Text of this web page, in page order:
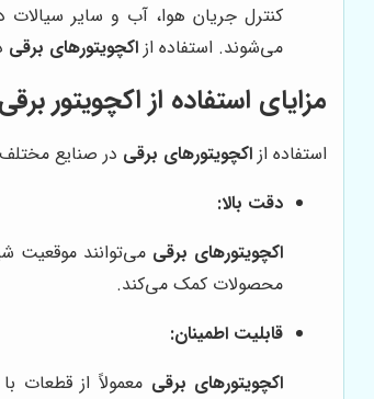
کنترل جریان هوا، آب و سایر
می‌شوند. استفاده از اکچویتورهای برقی
مزایای استفاده از اکچویتور برقی
استفاده از اکچویتورهای برقی در صنایع مختلف
دقت بالا:
اکچویتورهای برقی می‌توانند موقعیت
محصولات کمک می‌کند.
قابلیت اطمینان:
اکچویتورهای برقی معمولاً از قطعات